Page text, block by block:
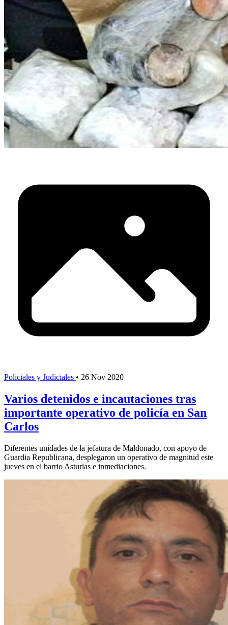
Policiales y Judiciales • 26 Nov 2020
Varios detenidos e incautaciones tras
importante operativo de policía en San
Carlos
Diferentes unidades de la jefatura de Maldonado, con apoyo de
Guardia Republicana, desplegaron un operativo de magnitud este
jueves en el barrio Asturias e inmediaciones.